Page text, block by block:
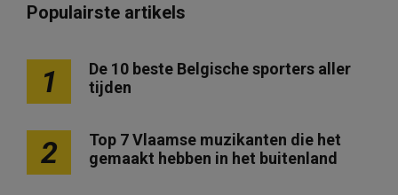
Populairste artikels
1
De 10 beste Belgische sporters aller
tijden
2
Top 7 Vlaamse muzikanten die het
gemaakt hebben in het buitenland